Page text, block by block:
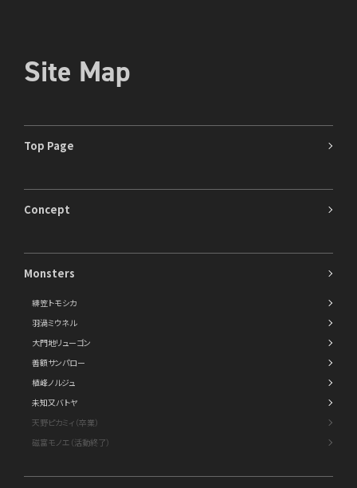
Site Map
Top Page
Concept
Monsters
緋笠トモシカ
羽渦ミウネル
大門地リューゴン
善額サンパロー
植峰ノルジュ
未知又バトヤ
天野ピカミィ（卒業）
磁富モノエ（活動終了）